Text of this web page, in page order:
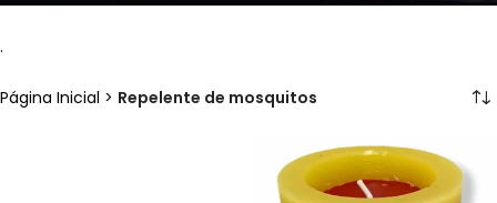
.
Página Inicial > Repelente de mosquitos